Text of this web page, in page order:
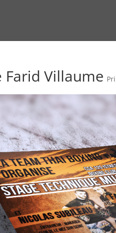
Farid Villaume